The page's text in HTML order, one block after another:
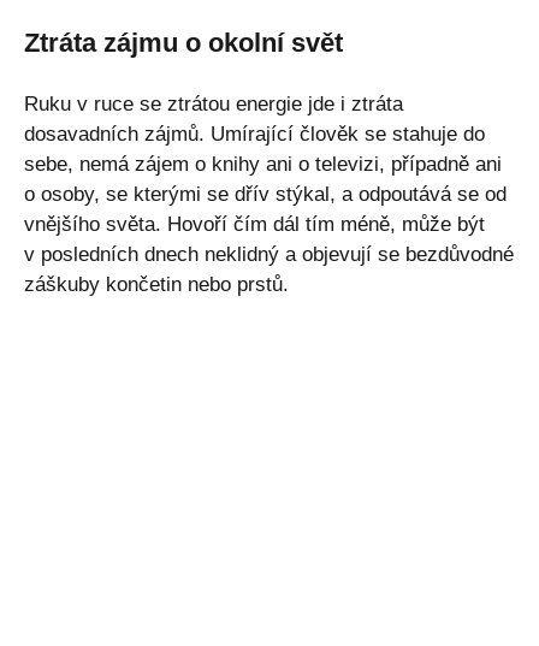
Ztráta zájmu o okolní svět
Ruku v ruce se ztrátou energie jde i ztráta
dosavadních zájmů. Umírající člověk se stahuje do
sebe, nemá zájem o knihy ani o televizi, případně ani
o osoby, se kterými se dřív stýkal, a odpoutává se od
vnějšího světa. Hovoří čím dál tím méně, může být
v posledních dnech neklidný a objevují se bezdůvodné
záškuby končetin nebo prstů.